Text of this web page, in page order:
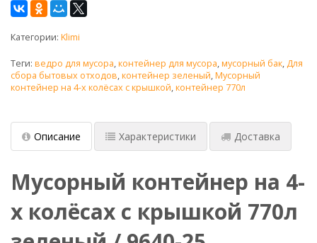
Категории: Klimi
Теги: ведро для мусора,контейнер для мусора,мусорный бак,Для
сбора бытовых отходов,контейнер зеленый,Мусорный
контейнер на 4-х колёсах с крышкой,контейнер 770л
Описание Характеристики Доставка
Мусорный контейнер на 4-
х колёсах с крышкой 770л